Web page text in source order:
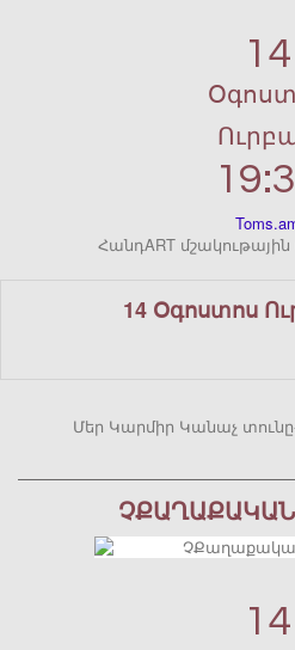
14
ՀանդART մշակութային
14 Օգոստոս
Մեր Կարմիր Կանաչ
ՉՔԱՂԱՔԱԿԱՆ
14